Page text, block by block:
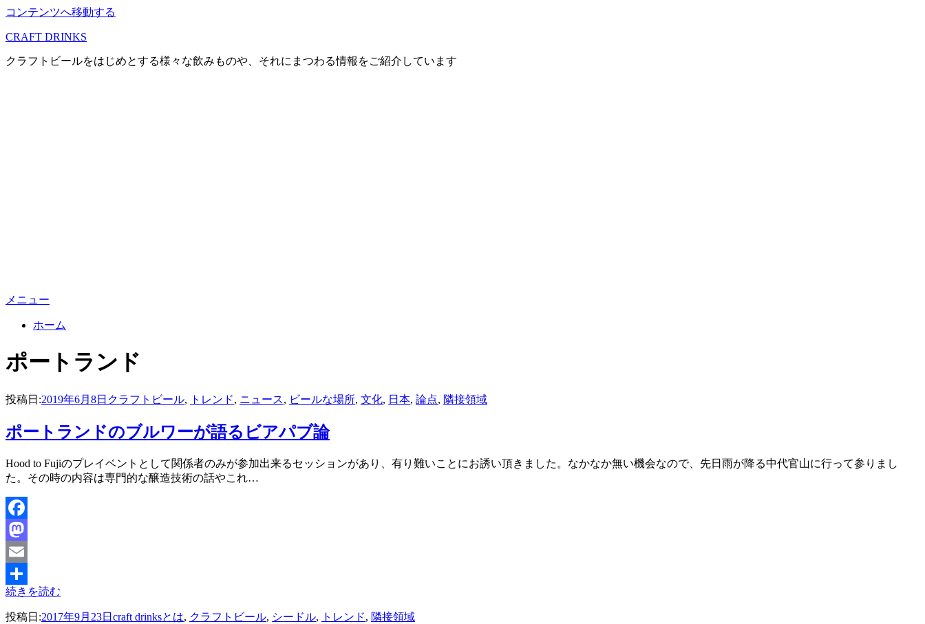
コンテンツへ移動する
CRAFT DRINKS
クラフトビールをはじめとする様々な飲みものや、それにまつわる情報をご紹介しています
メニュー
ホーム
タグ
:
ポートランド
投稿日:2019年6月8日 クラフトビール, トレンド, ニュース, ビールな場所, 文化, 日本, 論点, 隣接領域
ポートランドのブルワーが語るビアパブ論
投稿者 master
Hood to Fujiのプレイベントとして関係者のみが参加出来るセッションがあり、有り難いことにお誘い頂きました。なかなか無い機会なので、先日雨が降る中代官山に行って参りまし
た。その時の内容は専門的な醸造技術の話やこれ…
Facebook
Mastodon
Email
共
有
続きを読む
投稿日:2017年9月23日 craft drinksとは, クラフトビール, シードル, トレンド, 隣接領域